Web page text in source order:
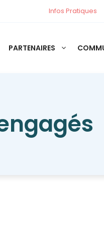
Infos Pratiques
PARTENAIRES